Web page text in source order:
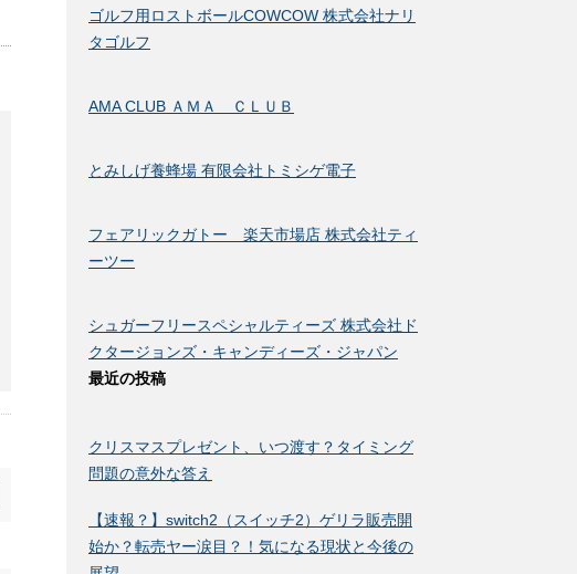
ゴルフ用ロストボールCOWCOW 株式会社ナリ
タゴルフ
AMA CLUB ＡＭＡ ＣＬＵＢ
とみしげ養蜂場 有限会社トミシゲ電子
フェアリックガトー 楽天市場店 株式会社ティ
ーツー
シュガーフリースペシャルティーズ 株式会社ド
クタージョンズ・キャンディーズ・ジャパン
最近の投稿
クリスマスプレゼント、いつ渡す？タイミング
問題の意外な答え
【速報？】switch2（スイッチ2）ゲリラ販売開
始か？転売ヤー涙目？！気になる現状と今後の